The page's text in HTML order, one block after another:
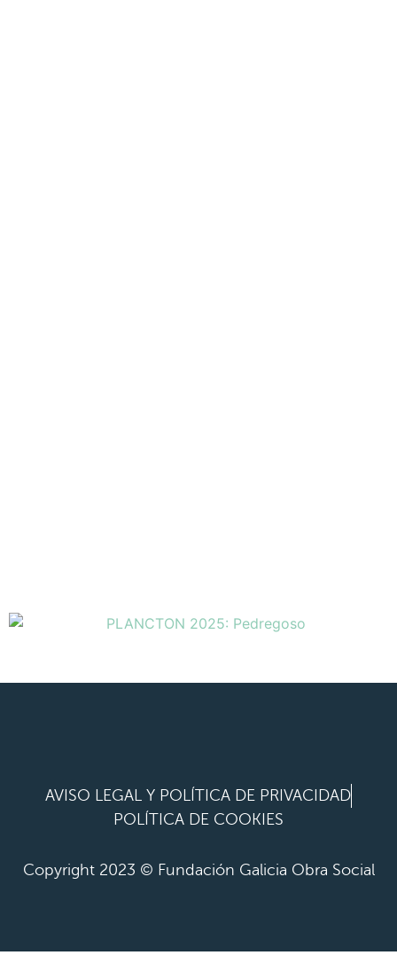
AVISO LEGAL Y POLÍTICA DE PRIVACIDAD
POLÍTICA DE COOKIES
Copyright 2023 © Fundación Galicia Obra Social